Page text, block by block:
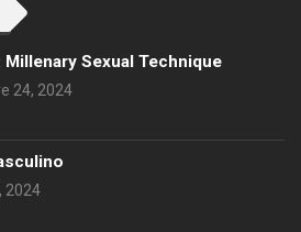
Millenary Sexual Technique
24, 2024
2024